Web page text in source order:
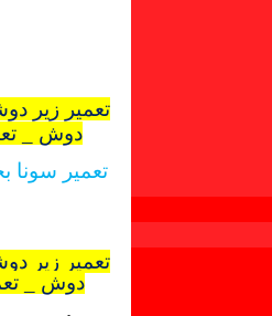
تعمیر زیر
دوش _
تعمیر سونا
تعمیر زیر
دوش _